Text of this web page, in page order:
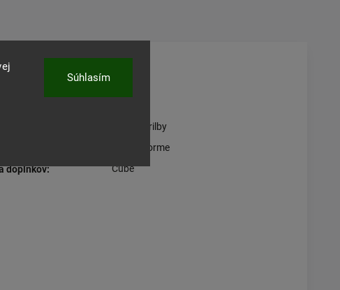
Súhlasím
parametre
Detské prilby
EPS vo forme
doplnkov: Cube